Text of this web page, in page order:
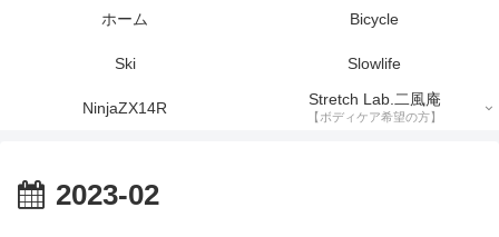
ホーム Bicycle
Ski Slowlife
NinjaZX14R Stretch Lab.二風庵
【ボディケア希望の方】
2023-02